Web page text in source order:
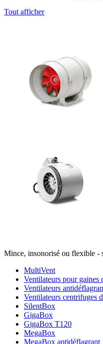
Tout afficher
Mince, insonorisé ou flexible -
MultiVent
Ventilateurs pour gaines
Ventilateurs
Ventilateurs centrifuges
SilentBox
GigaBox
GigaBox T120
MegaBox
MegaBox antidéflagrant